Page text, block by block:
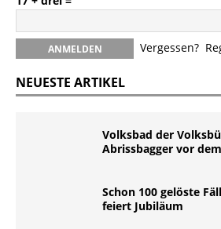
Vergessen?
NEUESTE ARTIKEL
Volksbad der
Abrissbagger vor dem
Schon 100 gelöste
feiert Jubiläum